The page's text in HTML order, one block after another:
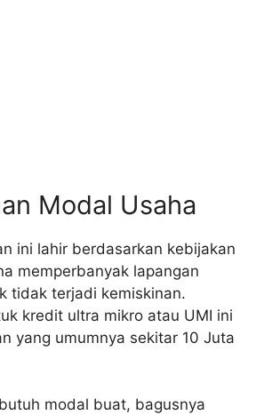
Modal Usaha
ini lahir berdasarkan kebijakan
memperbanyak lapangan
tidak terjadi kemiskinan.
kredit ultra mikro atau UMI ini
yang umumnya sekitar 10 Juta
modal buat, bagusnya